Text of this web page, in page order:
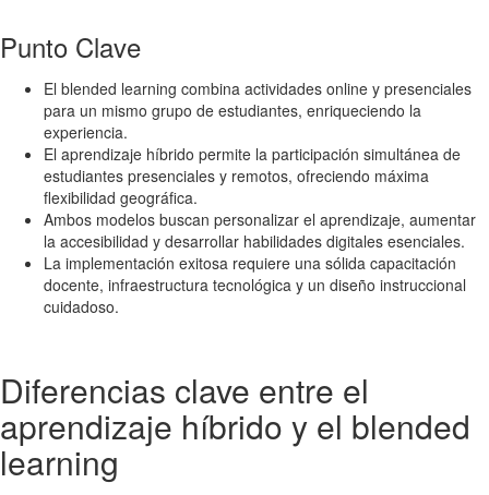
Punto Clave
El blended learning combina actividades online y presenciales
para un mismo grupo de estudiantes, enriqueciendo la
experiencia.
El aprendizaje híbrido permite la participación simultánea de
estudiantes presenciales y remotos, ofreciendo máxima
flexibilidad geográfica.
Ambos modelos buscan personalizar el aprendizaje, aumentar
la accesibilidad y desarrollar habilidades digitales esenciales.
La implementación exitosa requiere una sólida capacitación
docente, infraestructura tecnológica y un diseño instruccional
cuidadoso.
Diferencias clave entre el
aprendizaje híbrido y el blended
learning